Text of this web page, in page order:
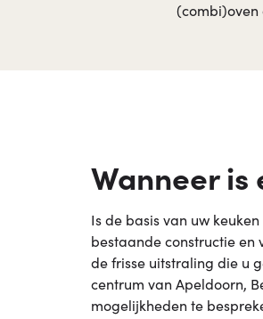
(combi)oven
Wanneer
Is de basis van uw
bestaande constructie en
de frisse uitstraling die u
centrum van Apeldoorn,
mogelijkheden te